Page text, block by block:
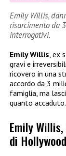
Emily Willis,
risarcimento da
interrogativi.
Emily Willis , ex
gravi e
ricovero in una
accordo da 3
famiglia, ma
quanto accaduto.
Emily
di Hollywood